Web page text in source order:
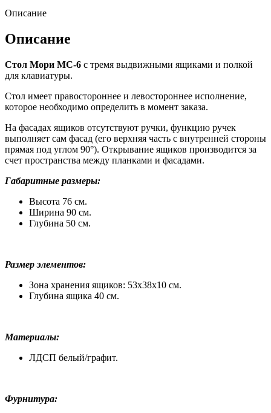
Описание
Описание
Стол Мори МС-6 с тремя выдвижными ящиками и полкой
для клавиатуры.
Стол имеет правостороннее и левостороннее исполнение,
которое необходимо определить в момент заказа.
На фасадах ящиков отсутствуют ручки, функцию ручек
выполняет сам фасад (его верхняя часть с внутренней стороны
прямая под углом 90°). Открывание ящиков производится за
счет пространства между планками и фасадами.
Габаритные размеры:
Высота 76 см.
Ширина 90 см.
Глубина 50 см.
Размер элементов:
Зона хранения ящиков: 53х38х10 см.
Глубина ящика 40 см.
Материалы:
ЛДСП белый/графит.
Фурнитура: